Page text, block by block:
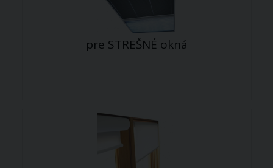
pre STREŠNÉ okná